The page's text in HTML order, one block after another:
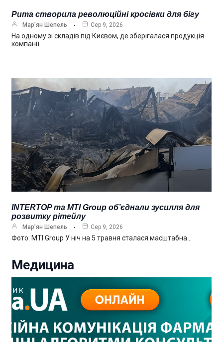
Puma створила революційні кросівки для бігу
Мар’ян Шепель Сер 9, 2026
На одному зі складів під Києвом, де зберігалася продукція
компанії…
INTERTOP та MTI Group об’єднали зусилля для
розвитку рітейлу
Мар’ян Шепель Сер 9, 2026
Фото: MTI Group У ніч на 5 травня сталася масштабна…
Медицина